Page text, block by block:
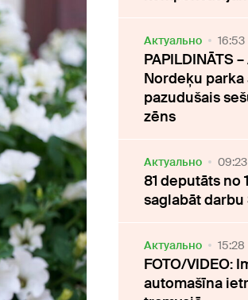
Актуально 16:53
PAPILDINĀTS
Nordeķu
pazudušais
zēns
Актуально 09:23
81 deputāts no
saglabāt darbu
Актуально 15:28
FOTO/VIDEO:
automašīna